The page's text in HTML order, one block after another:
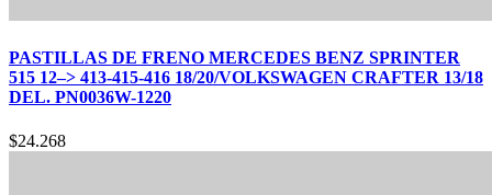
PASTILLAS DE FRENO MERCEDES BENZ SPRINTER
515 12–> 413-415-416 18/20/VOLKSWAGEN CRAFTER 13/18
DEL. PN0036W-1220
$24.268